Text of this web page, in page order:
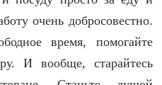
очень добросовестно.
время, помогайте
И вообще, старайтесь